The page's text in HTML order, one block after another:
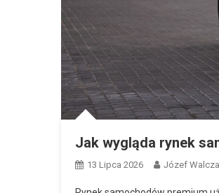
Jak wygląda rynek
13 Lipca 2026 Józef